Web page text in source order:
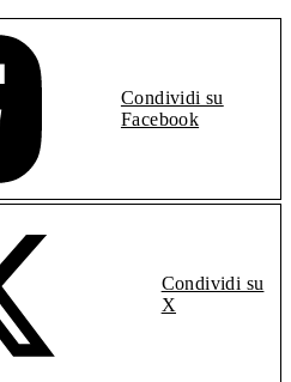
Condividi su
Facebook
Condividi su
X